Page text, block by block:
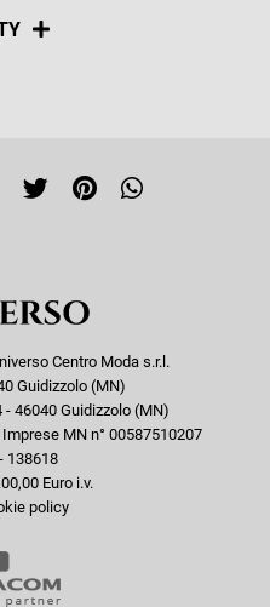
Centro Moda s.r.l.
Guidizzolo (MN)
- 46040 Guidizzolo (MN)
MN n° 00587510207
138618
Euro i.v.
policy